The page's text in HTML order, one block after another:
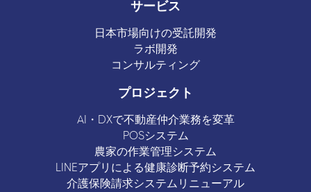
サービス
日本市場向けの受託開発
ラボ開発
コンサルティング
プロジェクト
AI・DXで不動産仲介業務を変革
POSシステム
農家の作業管理システム
LINEアプリによる健康診断予約システム
介護保険請求システムリニューアル